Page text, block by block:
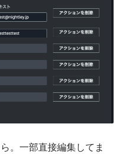
。一部直接編集してま